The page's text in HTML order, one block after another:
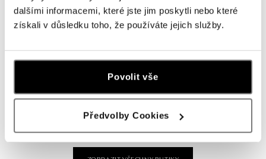
dalšími informacemi, které jste jim poskytli nebo které
získali v důsledku toho, že používáte jejich služby.
Povolit vše
Předvolby Cookies
ALOve Westfield Černý most, Praha 9
Chlumecká 765/6, 198 19 Praha 9
tel.: +420730524389